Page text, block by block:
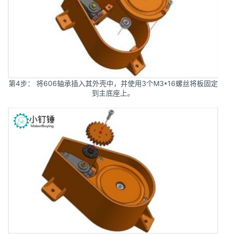
第4步： 将606轴承插入其外壳中，并使用3个M3*16螺丝将板固定
到主底座上。